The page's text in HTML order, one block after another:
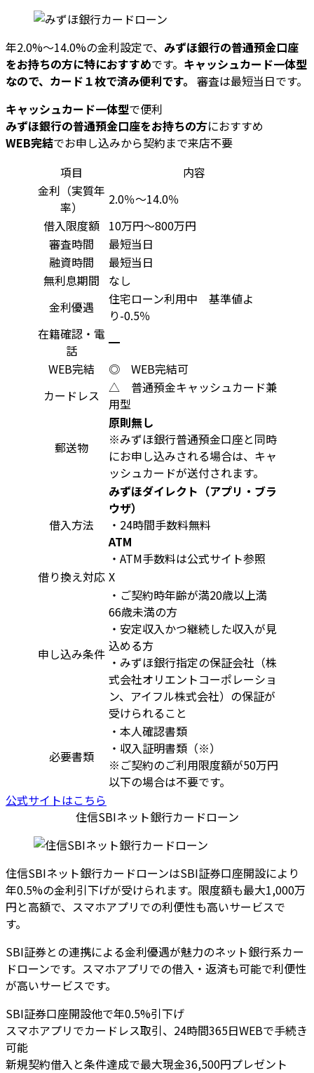
年2.0%～14.0%の金利設定で、 みずほ銀行の普通預金口座
をお持ちの方に特におすすめです。 キャッシュカード一体型
なので、カード１枚で済み便利です。 審査は最短当日です。
キャッシュカード一体型で便利
みずほ銀行の普通預金口座をお持ちの方におすすめ
WEB完結でお申し込みから契約まで来店不要
項目
内容
金利（実質年
率）
2.0％～14.0％
借入限度額
10万円～800万円
審査時間
最短当日
融資時間
最短当日
無利息期間
なし
金利優遇
住宅ローン利用中 基準値よ
り-0.5％
在籍確認・電
話
━
WEB完結
◎ WEB完結可
カードレス △ 普通預金キャッシュカード兼
用型
郵送物
原則無し
※みずほ銀行普通預金口座と同時
にお申し込みされる場合は、キャ
ッシュカードが送付されます。
借入方法
みずほダイレクト（アプリ・ブラ
ウザ）
・24時間手数料無料
ATM
・ATM手数料は公式サイト参照
借り換え対応 X
申し込み条件
・ご契約時年齢が満20歳以上満
66歳未満の方
・安定収入かつ継続した収入が見
込める方
・みずほ銀行指定の保証会社（株
式会社オリエントコーポレーショ
ン、アイフル株式会社）の保証が
受けられること
必要書類
・本人確認書類
・収入証明書類（※）
※ご契約のご利用限度額が50万円
以下の場合は不要です。
公式サイトはこちら
住信SBIネット銀行カードローン
住信SBIネット銀行カードローンはSBI証券口座開設により
年0.5%の金利引下げが受けられます。限度額も最大1,000万
円と高額で、スマホアプリでの利便性も高いサービスで
す。
SBI証券との連携による金利優遇が魅力のネット銀行系カー
ドローンです。スマホアプリでの借入・返済も可能で利便性
が高いサービスです。
SBI証券口座開設他で年0.5%引下げ
スマホアプリでカードレス取引、24時間365日WEBで手続き
可能
新規契約借入と条件達成で最大現金36,500円プレゼント